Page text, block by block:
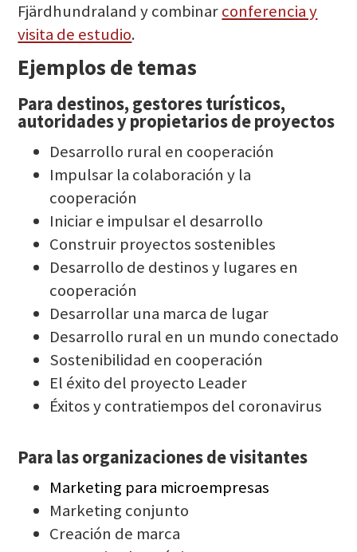
Fjärdhundraland y combinarconferencia y
visita de estudio.
Ejemplos de temas
Para destinos, gestores turísticos,
autoridades y propietarios de proyectos
Desarrollo rural en cooperación
Impulsar la colaboración y la
cooperación
Iniciar e impulsar el desarrollo
Construir proyectos sostenibles
Desarrollo de destinos y lugares en
cooperación
Desarrollar una marca de lugar
Desarrollo rural en un mundo conectado
Sostenibilidad en cooperación
El éxito del proyecto Leader
Éxitos y contratiempos del coronavirus
Para las organizaciones de visitantes
Marketing para microempresas
Marketing conjunto
Creación de marca